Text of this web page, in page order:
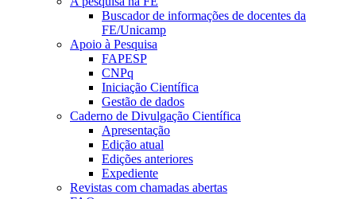
Buscador de informações de docentes da
FE/Unicamp
Apoio à Pesquisa
FAPESP
CNPq
Iniciação Científica
Gestão de dados
Caderno de Divulgação Científica
Apresentação
Edição atual
Edições anteriores
Expediente
Revistas com chamadas abertas